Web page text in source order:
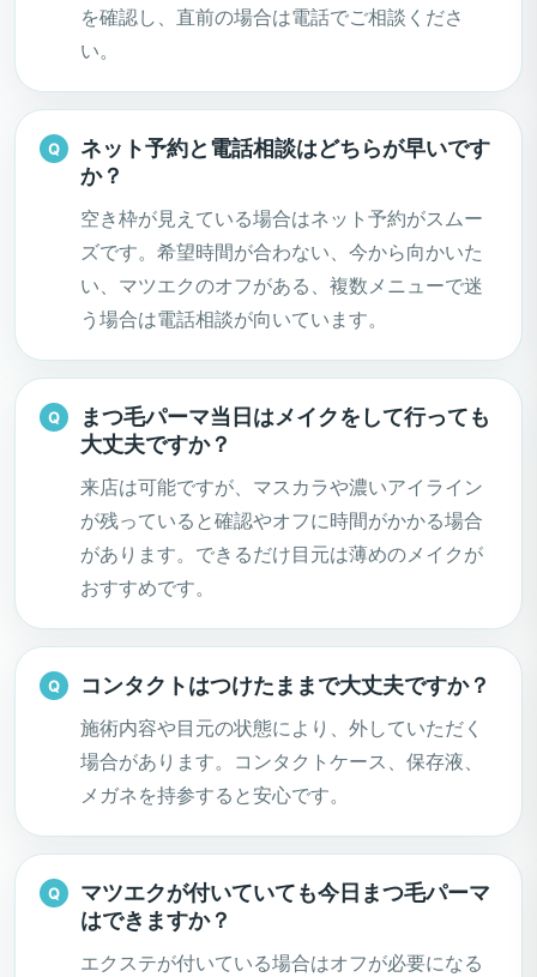
を確認し、直前の場合は電話でご相談くださ
い。
ネット予約と電話相談はどちらが早いです
か？
空き枠が見えている場合はネット予約がスムー
ズです。希望時間が合わない、今から向かいた
い、マツエクのオフがある、複数メニューで迷
う場合は電話相談が向いています。
まつ毛パーマ当日はメイクをして行っても
大丈夫ですか？
来店は可能ですが、マスカラや濃いアイライン
が残っていると確認やオフに時間がかかる場合
があります。できるだけ目元は薄めのメイクが
おすすめです。
コンタクトはつけたままで大丈夫ですか？
施術内容や目元の状態により、外していただく
場合があります。コンタクトケース、保存液、
メガネを持参すると安心です。
マツエクが付いていても今日まつ毛パーマ
はできますか？
エクステが付いている場合はオフが必要になる